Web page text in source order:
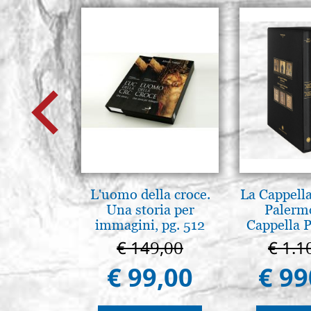
L'uomo della croce.
Una storia per
immagini, pg. 512
€ 149,00
€ 99,00
La
Cappella
€
€